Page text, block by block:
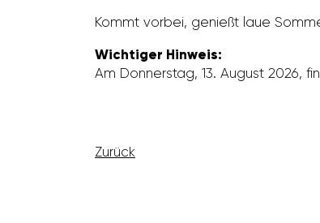
Kommt vorbei, genießt laue
Wich­tiger Hinweis:
Am Donnerstag, 13. August 2026,
Zurück